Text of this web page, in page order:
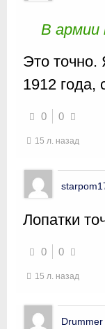
В армии
Это точно.
1912 года,
0 0
15 л. назад
Лопатки
0 0
15 л. назад
Drummer